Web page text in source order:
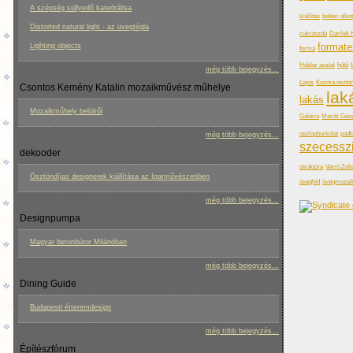
A szépség süllyedő katedrálisa
Distorted natural light - az üvegtégla
Lighting objects
még több bejegyzés...
Csontos Kemény Katalin mozaikművész műhelye
Mozaikműhely belülről
még több bejegyzés...
dekooder
Ösztöndíjas designerek kiállítása az Iparművészetiben
még több bejegyzés...
Designpumpa
Magyar betonbútor Milánóban
még több bejegyzés...
Dining Guide
Budapesti étteremdesign
még több bejegyzés...
Építészfórum
kiállítás beltéri
cukrászda Darilek
forma
Hübler asztal hűtő
Lajos Kozma
lakás
Galéria Maróti
oszlopburkolat
struktúra Varró
üveghíd